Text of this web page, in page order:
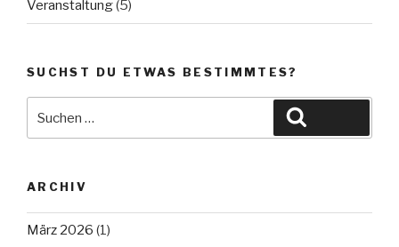
Veranstaltung(5)
SUCHST DU ETWAS BESTIMMTES?
nach:
ARCHIV
März 2026 (1)